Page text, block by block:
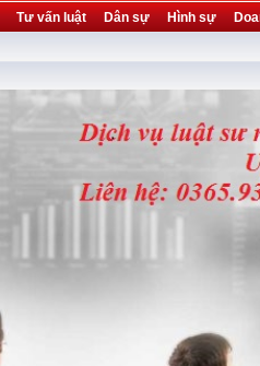
Tư vấn luật Dân sự Hình sự